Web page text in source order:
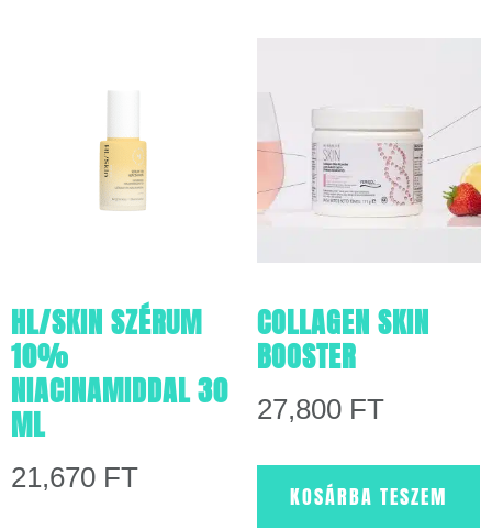
HL/SKIN SZÉRUM
10%
NIACINAMIDDAL 30
ML
21,670 FT
COLLAGEN SKIN
BOOSTER
27,800 FT
KOSÁRBA TESZEM